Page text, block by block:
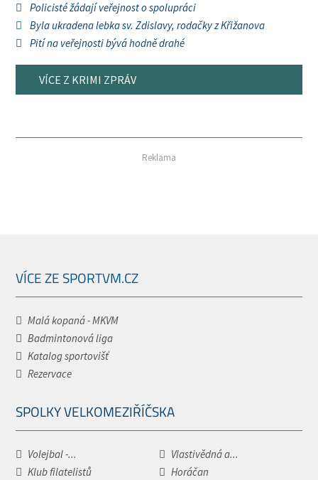
Policisté žádají veřejnost o spolupráci
Byla ukradena lebka sv. Zdislavy, rodačky z Křižanova
Pití na veřejnosti bývá hodně drahé
VÍCE Z KRIMI ZPRÁV
Reklama
VÍCE ZE SPORTVM.CZ
Malá kopaná - MKVM
Badmintonová liga
Katalog sportovišť
Rezervace
SPOLKY VELKOMEZIŘÍČSKA
Volejbal -...
Vlastivědná a...
Klub filatelistů
Horáčan